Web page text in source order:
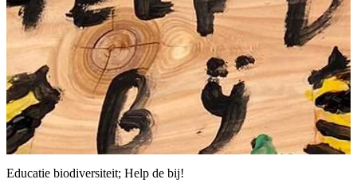
Educatie biodiversiteit; Help de bij!